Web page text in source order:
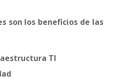
son los beneficios de las
TI